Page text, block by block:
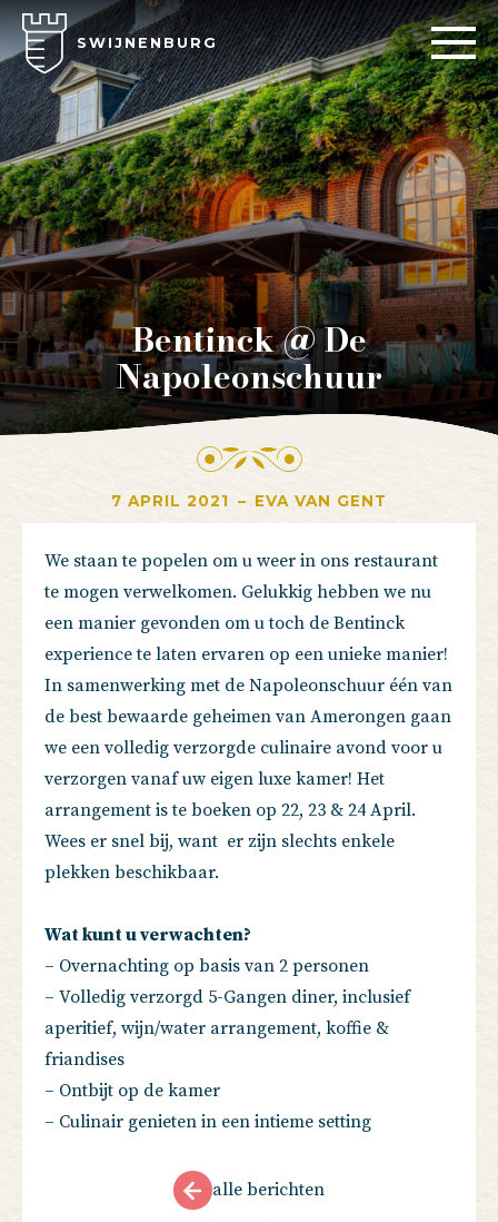
SWIJNENBURG
Bentinck @ De
Napoleonschuur
7 APRIL 2021 – EVA VAN GENT
We staan te popelen om u weer in ons restaurant
te mogen verwelkomen. Gelukkig hebben we nu
een manier gevonden om u toch de Bentinck
experience te laten ervaren op een unieke manier!
In samenwerking met de Napoleonschuur één van
de best bewaarde geheimen van Amerongen gaan
we een volledig verzorgde culinaire avond voor u
verzorgen vanaf uw eigen luxe kamer! Het
arrangement is te boeken op 22, 23 & 24 April.
Wees er snel bij, want er zijn slechts enkele
plekken beschikbaar.
Wat kunt u verwachten?
– Overnachting op basis van 2 personen
– Volledig verzorgd 5-Gangen diner, inclusief
aperitief, wijn/water arrangement, koffie &
friandises
– Ontbijt op de kamer
– Culinair genieten in een intieme setting
alle berichten